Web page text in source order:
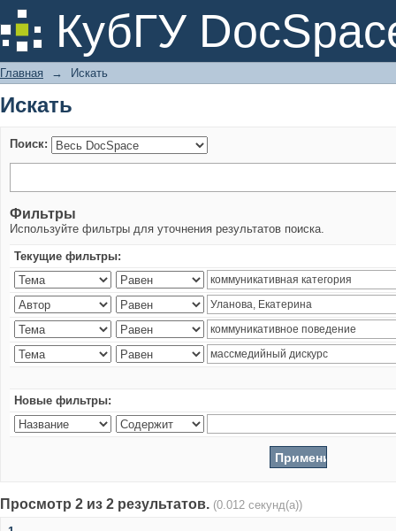
КубГУ
Искать
Главная → Искать
Искать
Поиск:
Фильтры
Используйте фильтры для уточнения результатов поиска.
Текущие фильтры:
Новые фильтры:
Просмотр 2 из 2 результатов. (0.012 секунд(а))